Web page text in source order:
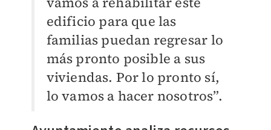
edificio para que las
familias puedan regresar lo
más pronto posible a sus
viviendas. Por lo pronto sí,
lo vamos a hacer nosotros”.